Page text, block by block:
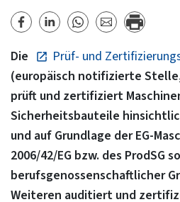
Die
Prüf- und
(europäisch notifizierte
prüft und zertifiziert
Sicherheitsbauteile
und auf Grundlage der EG-
2006/42/EG bzw. des ProdSG
berufsgenossenschaftlicher
Weiteren auditiert und